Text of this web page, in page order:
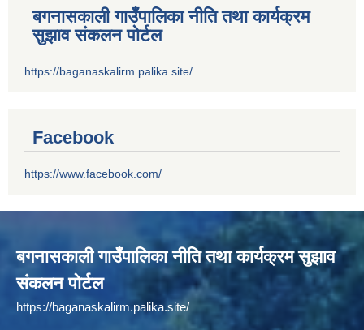
बगनासकाली गाउँपालिका नीति तथा कार्यक्रम
सुझाव संकलन पोर्टल
https://baganaskalirm.palika.site/
Facebook
https://www.facebook.com/
बगनासकाली गाउँपालिका नीति तथा कार्यक्रम सुझाव
संकलन पोर्टल
https://baganaskalirm.palika.site/